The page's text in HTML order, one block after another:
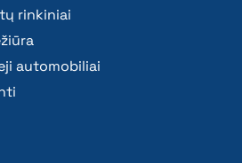
rinkiniai
automobiliai